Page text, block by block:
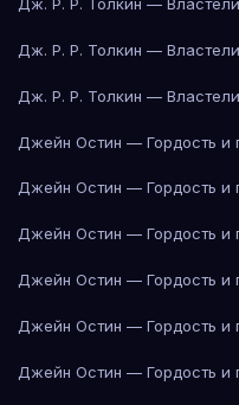
Дж. Р. Р. Толкин —
Дж. Р. Р. Толкин —
Дж. Р. Р. Толкин —
Джейн Остин — Гордость и
Джейн Остин — Гордость и
Джейн Остин — Гордость и
Джейн Остин — Гордость и
Джейн Остин — Гордость и
Джейн Остин — Гордость и